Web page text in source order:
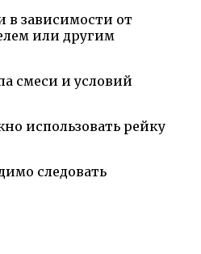
в зависимости от
или другим
смеси и условий
использовать рейку
следовать